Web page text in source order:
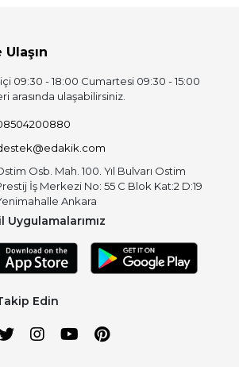
Ulaşın
09:30 - 18:00 Cumartesi 09:30 - 15:00
arasında ulaşabilirsiniz.
Osb. Mah. 100. Yıl Bulvarı Ostim
İş Merkezi No: 55 C Blok Kat:2 D:19
Ankara
Uygulamalarımız
Edin